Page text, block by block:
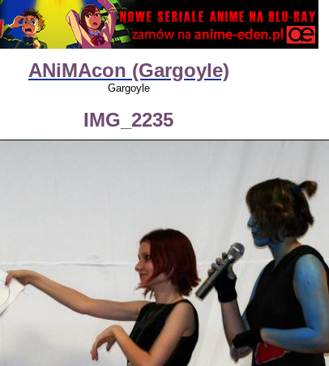
ANiMAcon (Gargoyle)
Gargoyle
IMG_2235